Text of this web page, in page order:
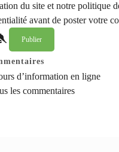
du site et notre politique
avant de poster votre
d’information en ligne
les commentaires